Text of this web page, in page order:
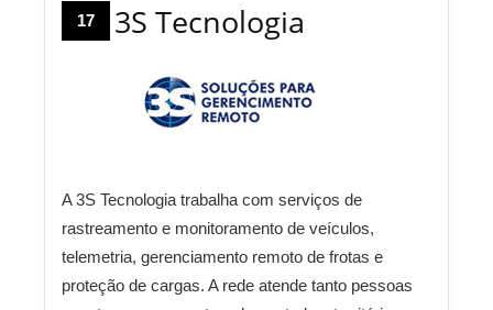
17 3S Tecnologia
A 3S Tecnologia trabalha com serviços de
rastreamento e monitoramento de veículos,
telemetria, gerenciamento remoto de frotas e
proteção de cargas. A rede atende tanto pessoas